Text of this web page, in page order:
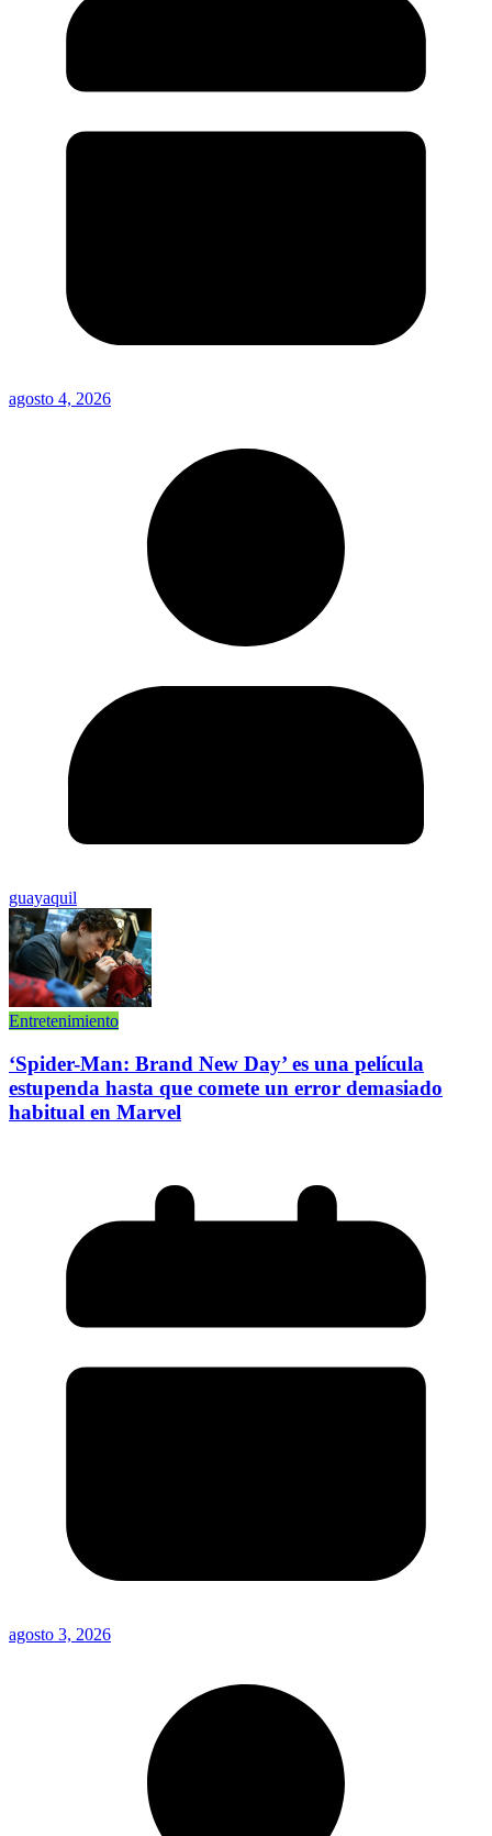
agosto 4, 2026
guayaquil
Entretenimiento
‘Spider-Man: Brand New Day’ es una película
estupenda hasta que comete un error demasiado
habitual en Marvel
agosto 3, 2026